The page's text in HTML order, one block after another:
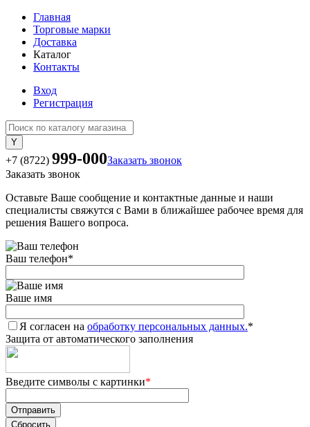
Главная
Торговые марки
Доставка
Каталог
Контакты
Вход
Регистрация
+7 (8722) 999-000Заказать звонок
Заказать звонок
Оставьте Ваше сообщение и контактные данные и наши
специалисты свяжутся с Вами в ближайшее рабочее время для
решения Вашего вопроса.
Ваш телефон*
Ваше имя
Я согласен на обработку персональных данных.*
Защита от автоматического заполнения
Введите символы с картинки*